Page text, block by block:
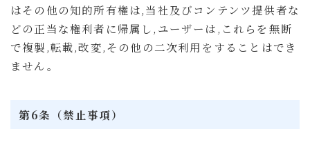
はその他の知的所有権は,当社及びコンテンツ提供者な
どの正当な権利者に帰属し,ユーザーは,これらを無断
で複製,転載,改変,その他の二次利用をすることはでき
ません。
第6条（禁止事項）